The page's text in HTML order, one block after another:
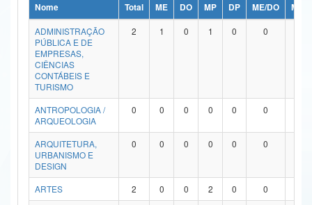
Ministério da Ciência, Tecnologia, Inovações e Comunicações
Ministério do Meio Ambiente
Ministério do Turismo
Ministério do Desenvolvimento Regional
Controladoria-Geral da União
Ministério da Mulher, da Família e dos Direitos Humanos
Nome Total ME DO MP DP ME/DO
MP/
ADMINISTRAÇÃO
PÚBLICA E DE
EMPRESAS,
CIÊNCIAS
CONTÁBEIS E
TURISMO
2 1 0 1 0 0
ANTROPOLOGIA /
ARQUEOLOGIA
0 0 0 0 0 0
ARQUITETURA,
URBANISMO E
DESIGN
0 0 0 0 0 0
ARTES 2 0 0 2 0 0